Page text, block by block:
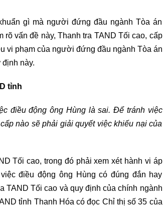
gì mà người đứng đầu ngành Tòa án
vấn đề này, Thanh tra TAND Tối cao, cấp
vi phạm của người đứng đầu ngành Tòa án
này.
tỉnh
điều động ông Hùng là sai. Để tránh việc
nào sẽ phải giải quyết việc khiếu nại của
Tối cao, trong đó phải xem xét hành vi áp
điều động ông Hùng có đúng đắn hay
TAND Tối cao và quy định của chính ngành
tỉnh Thanh Hóa có đọc Chỉ thị số 35 của